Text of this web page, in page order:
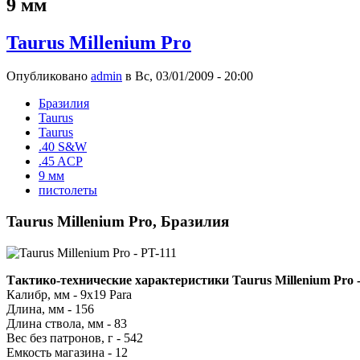
9 мм
Taurus Millenium Pro
Опубликовано admin в Вс, 03/01/2009 - 20:00
Бразилия
Taurus
Taurus
.40 S&W
.45 ACP
9 мм
пистолеты
Taurus Millenium Pro, Бразилия
Тактико-технические характеристики Taurus Millenium Pro -
Калибр, мм - 9x19 Para
Длина, мм - 156
Длина ствола, мм - 83
Вес без патронов, г - 542
Емкость магазина - 12